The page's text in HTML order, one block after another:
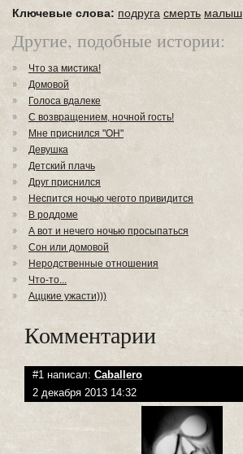
Ключевые слова: подруга смерть малыш
Другие, подобные истории:
Что за мистика!
Домовой
Голоса вдалеке
С возвращением, ночной гость!
Мне приснился "ОН"
Девушка
Детский плачь
Друг приснился
Неспится ночью чегото привидится
В роддоме
А вот и нечего ночью просыпаться
Сон или домовой
Неродственные отношения
Что-то...
Аццкие ужасти)))
Комментарии
#1 написал: Caballero
2 декабря 2013 14:32